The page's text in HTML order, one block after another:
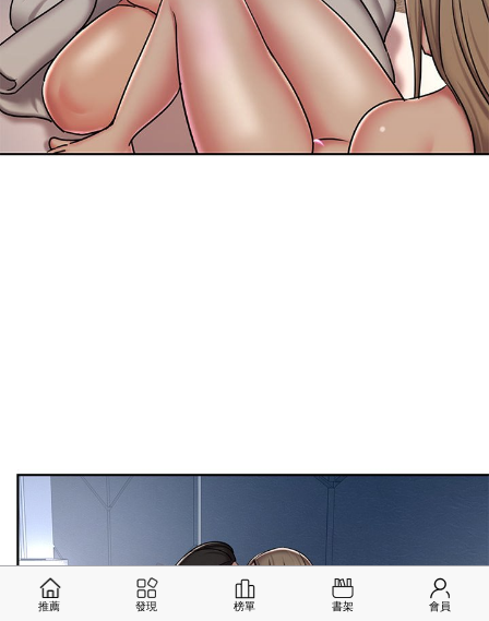
推薦 發現 榜單 書架 會員